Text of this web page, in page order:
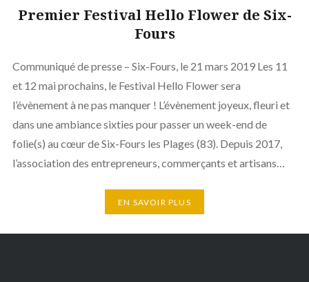
Premier Festival Hello Flower de Six-
Fours
Communiqué de presse – Six-Fours, le 21 mars 2019 Les 11
et 12 mai prochains, le Festival Hello Flower sera
l’évènement à ne pas manquer ! L’évènement joyeux, fleuri et
dans une ambiance sixties pour passer un week-end de
folie(s) au cœur de Six-Fours les Plages (83). Depuis 2017,
l’association des entrepreneurs, commerçants et artisans…
EN SAVOIR PLUS